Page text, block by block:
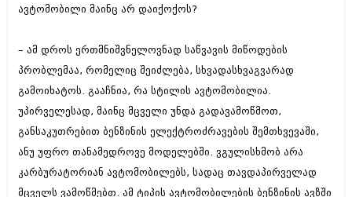
თებერვალი 2017 (205)
ნოემბერი 2016 (207)
ოქტომბერი 2016 (257)
სექტემბერი 2016 (224)
ივლისი 2016 (211)
ივნისი 2016 (221)
მაისი 2016 (261)
აპრილი 2016 (215)
მარტი 2016 (200)
ავტომობილი მაინც არ დაიქოქოს?
– ამ დროს ერთმნიშვნელოვნად საწვავის მიწოდების
პრობლემაა, რომელიც შეიძლება, სხვადასხვაგვარად
გამოიხატოს. გააჩნია, რა სტილის ავტომობილია.
უპირველესად, მაინც მცველი უნდა გადავამოწმოთ,
განსაკუთრებით ბენზინის ელექტროძრავების შემთხვევაში,
ანუ უფრო თანამედროვე მოდელებში. ვგულისხმობ არა
კარბურატორიან ავტომობილებს, სადაც თავდაპირველად
მცველს ვამოწმებთ. ამ ტიპის ავტომობილების ბენზინის ავზში